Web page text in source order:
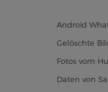
Android
Gelöschte
Fotos vom
Daten von